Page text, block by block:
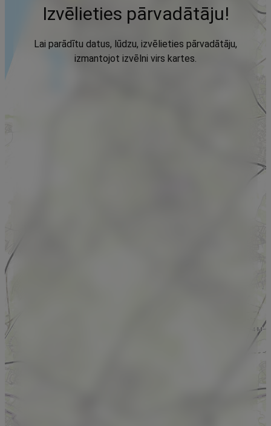
Izvēlieties pārvadātāju!
Lai parādītu datus, lūdzu, izvēlieties pārvadātāju,
izmantojot izvēlni virs kartes.